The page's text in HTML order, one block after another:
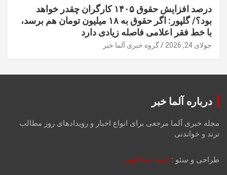
درصد افزایش حقوق ۱۴۰۵ کارگران چقدر خواهد
بود؟/ گلپور: اگر حقوق به ۱۸ میلیون تومان هم برسد،
با خط فقر اعلامی فاصله زیادی دارد
جولای 24, 2026 گروه خبری آلما خبر
درباره آلما خبر
مجله خبری آلما مرجعی برای انواع اخبار و رویدادهای روز مطالب
ترند و خواندنی
طراحی و سئو : احمد عبداللهی